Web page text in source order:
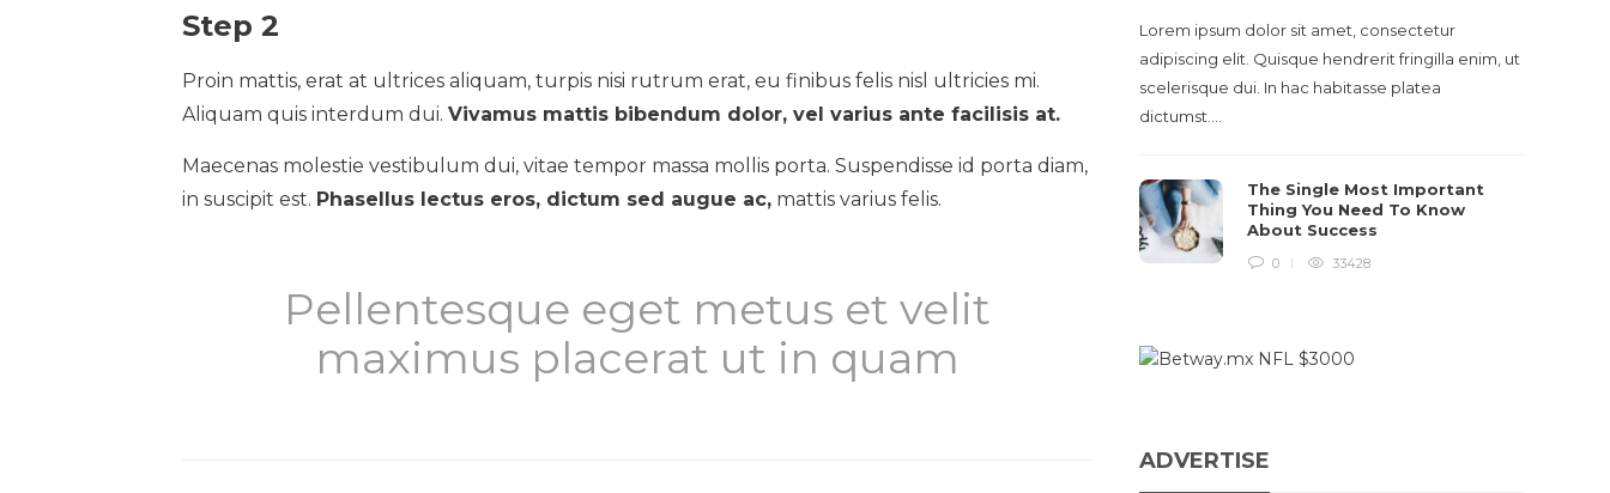
Step 2
Proin mattis, erat at ultrices aliquam, turpis nisi rutrum erat, eu finibus felis nisl ultricies mi.
Aliquam quis interdum dui. Vivamus mattis bibendum dolor, vel varius ante facilisis at.
Maecenas molestie vestibulum dui, vitae tempor massa mollis porta. Suspendisse id porta diam,
in suscipit est. Phasellus lectus eros, dictum sed augue ac, mattis varius felis.
Pellentesque eget metus et velit
maximus placerat ut in quam
Lorem ipsum dolor sit amet, consectetur
adipiscing elit. Quisque hendrerit fringilla enim, ut
scelerisque dui. In hac habitasse platea
dictumst….
The Single Most Important
Thing You Need To Know
About Success
0 33428
ADVERTISE